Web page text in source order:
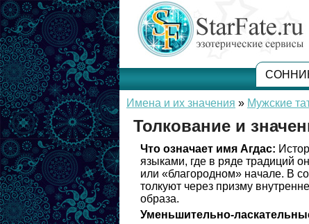
Имена и их значения » Мужские
Толкование и
Что означает имя Агдас:
языками, где в ряде традиций
или «благородном» начале. В
толкуют через призму
образа.
Уменьшительно-